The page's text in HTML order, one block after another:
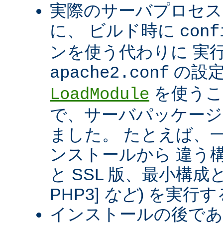
実際のサーバプロセ
に、 ビルド時に
ンを使う代わりに 実
apache2.conf の設
LoadModule を使う
で、サーバパッケー
ました。 たとえば、
ンストールから 違う
と SSL 版、最小構成
PHP3] など) を実行
インストールの後で